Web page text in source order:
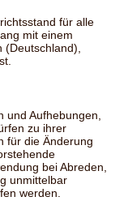
für alle
mit einem
und Aufhebungen,
zu ihrer
für die Änderung
bei Abreden,
unmittelbar
werden.